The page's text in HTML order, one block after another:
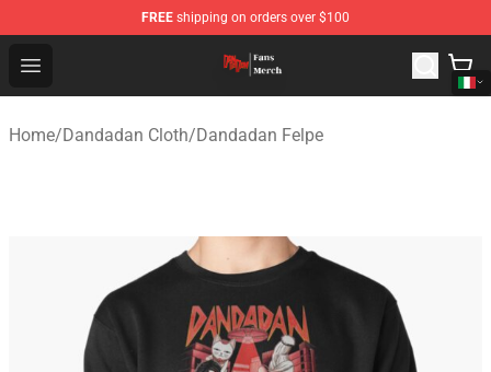
FREE shipping on orders over $100
Open menu
Dandadan Shop - Official Dandadan Merchandise Store
Home/Dandadan Cloth/Dandadan Felpe